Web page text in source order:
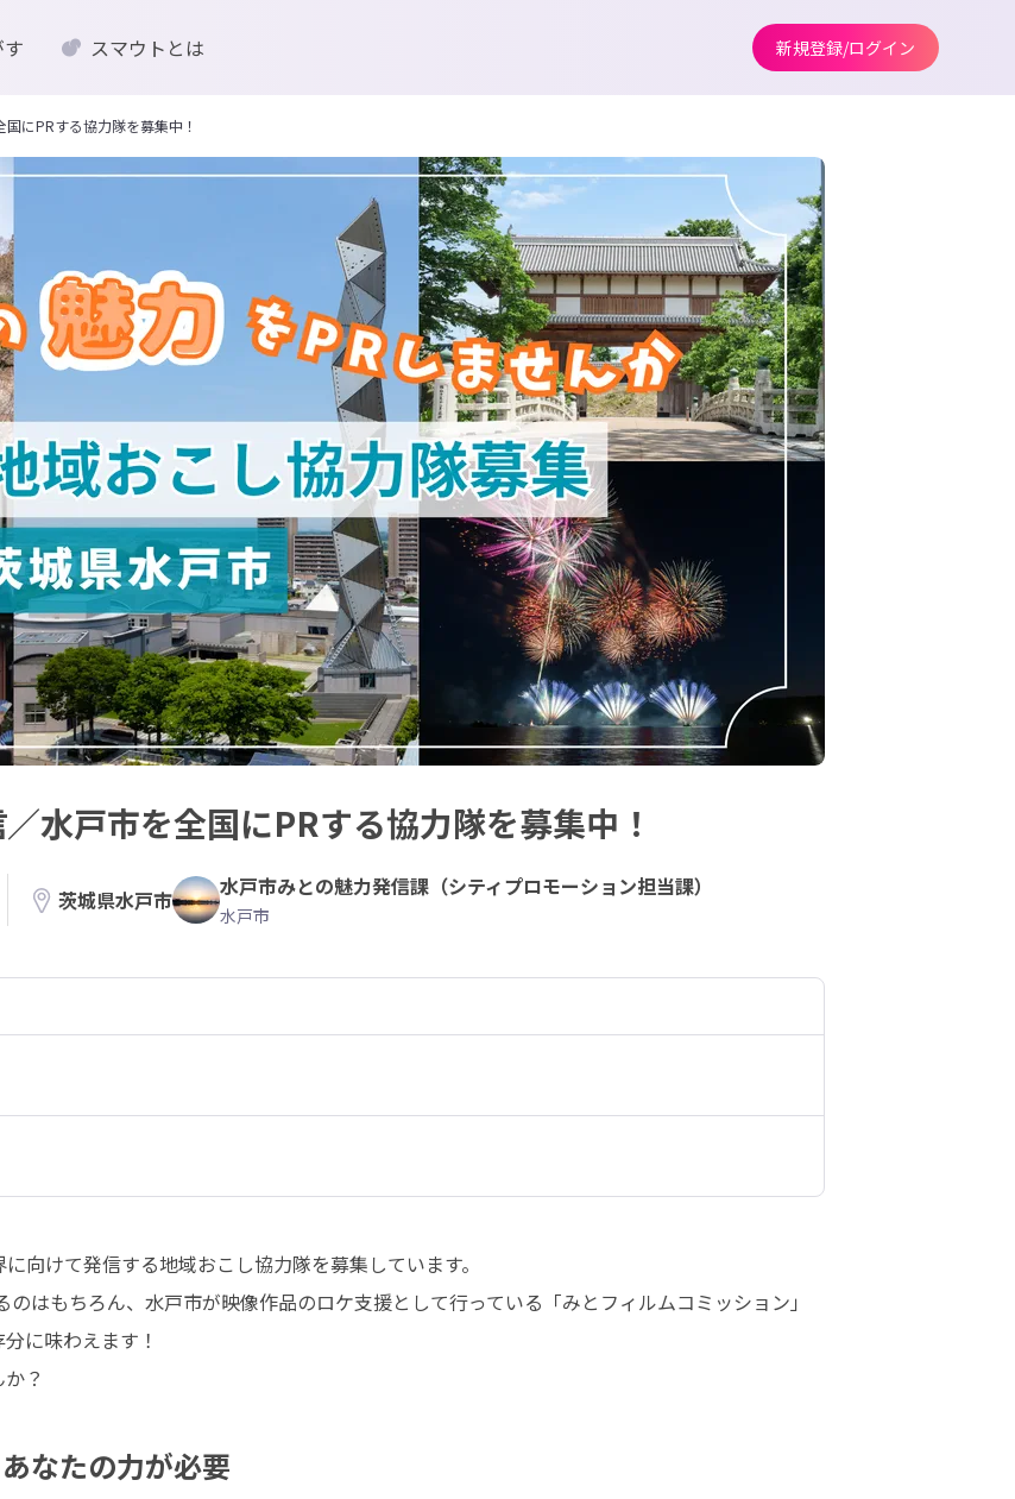
スマウトとは 新規登録/ログイン
にPRする協力隊を募集中！
水戸市を全国にPRする協力隊を募集中！
茨城県水戸市 水戸市みとの魅力発信課（シティプロモーション担当課）
水戸市
向けて発信する地域おこし協力隊を募集しています。
はもちろん、水戸市が映像作品のロケ支援として行っている「みとフィルムコミッション」
に味わえます！
？
なたの力が必要